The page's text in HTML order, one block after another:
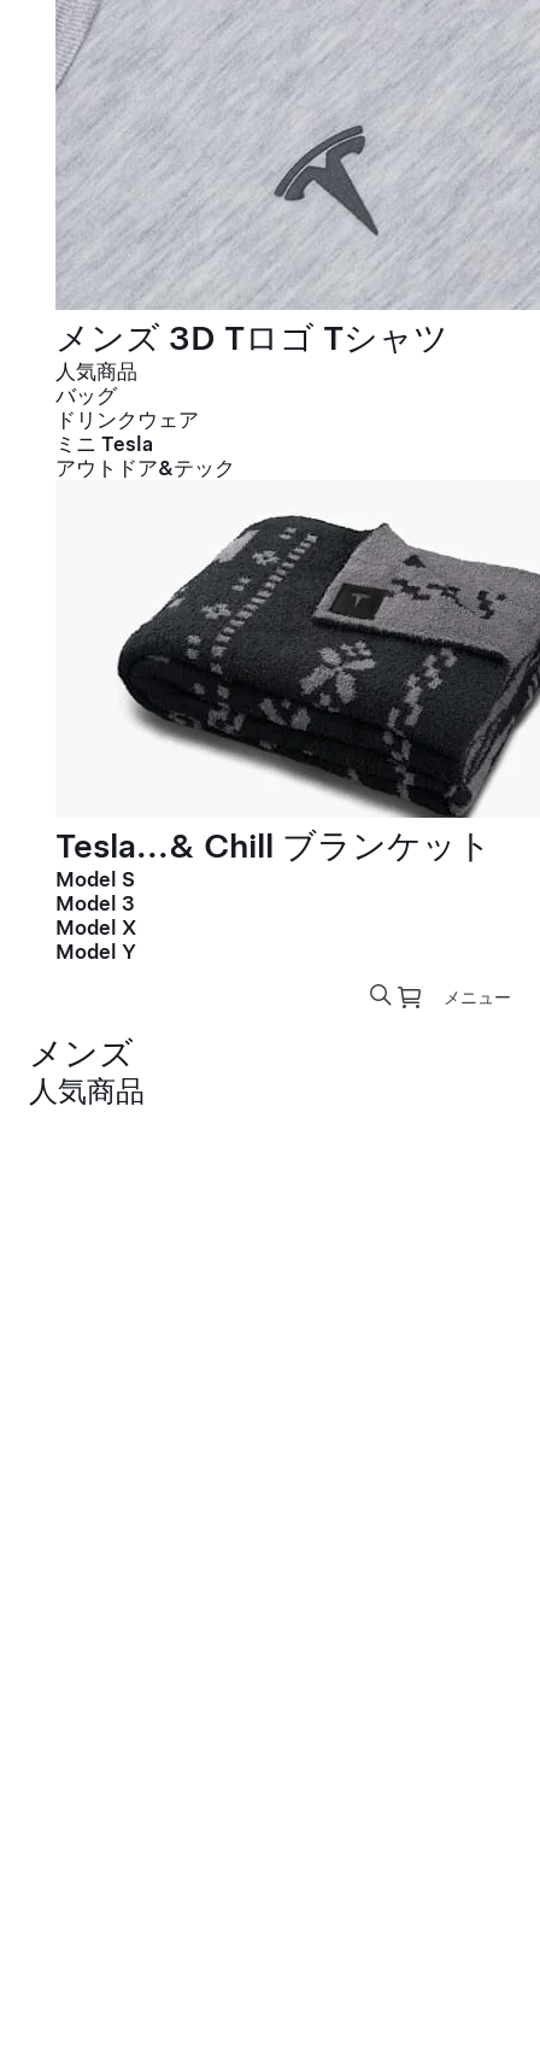
メンズ 3D Tロゴ Tシャツ
人気商品
バッグ
ドリンクウェア
ミニ Tesla
アウトドア&テック
Tesla...& Chill ブランケット
Model S
Model 3
Model X
Model Y
メニュー
メンズ
人気商品